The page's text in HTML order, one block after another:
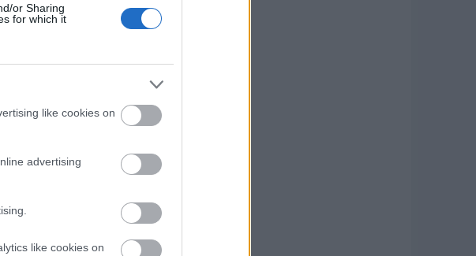
or Sharing
for which it
like cookies on
advertising
like cookies on
légrugózás miatt persze sokkal többet tudott
mindig is az autópálya volt. Hosszú utak,